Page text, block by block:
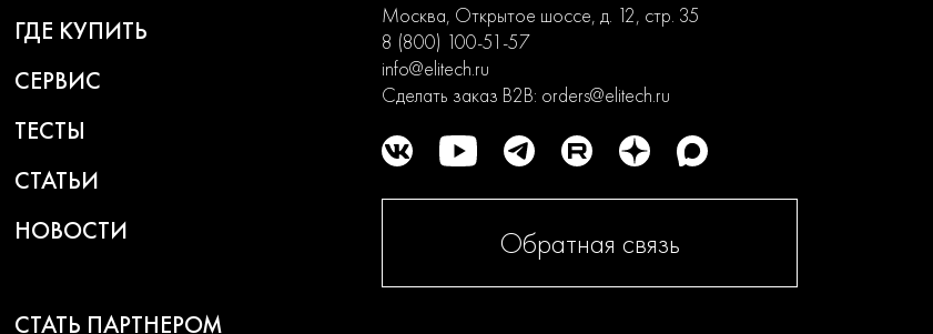
ГДЕ КУПИТЬ
СЕРВИС
ТЕСТЫ
СТАТЬИ
НОВОСТИ
СТАТЬ ПАРТНЕРОМ
Москва, Открытое шоссе, д. 12, стр. 35
8 (800) 100-51-57
info@elitech.ru
Сделать заказ B2B: orders@elitech.ru
Обратная связь